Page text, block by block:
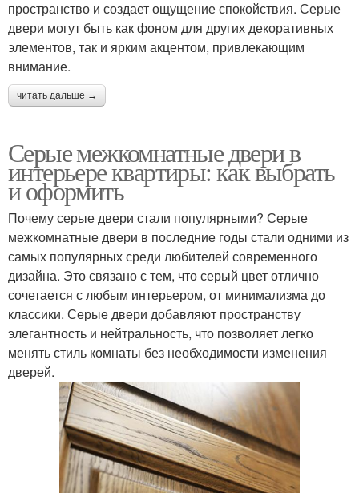
пространство и создает ощущение спокойствия. Серые
двери могут быть как фоном для других декоративных
элементов, так и ярким акцентом, привлекающим
внимание.
читать дальше →
Серые межкомнатные двери в
интерьере квартиры: как выбрать
и оформить
Почему серые двери стали популярными? Серые
межкомнатные двери в последние годы стали одними из
самых популярных среди любителей современного
дизайна. Это связано с тем, что серый цвет отлично
сочетается с любым интерьером, от минимализма до
классики. Серые двери добавляют пространству
элегантность и нейтральность, что позволяет легко
менять стиль комнаты без необходимости изменения
дверей.